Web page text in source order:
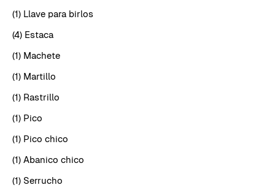
(1) Llave para birlos
(4) Estaca
(1) Machete
(1) Martillo
(1) Rastrillo
(1) Pico
(1) Pico chico
(1) Abanico chico
(1) Serrucho